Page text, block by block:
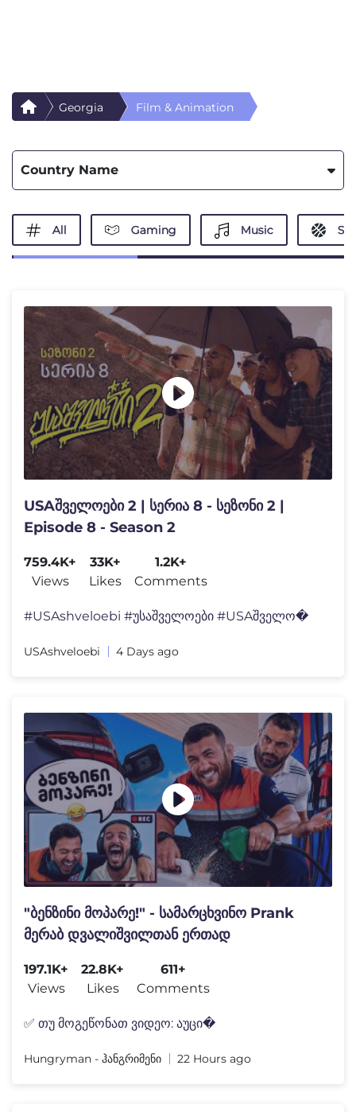
Georgia Film & Animation
Country Name
All Gaming Music
USAშველოები 2 | სერია 8 - სეზონი 2 |
Episode 8 - Season 2
759.4K+
Views
33K+
Likes
1.2K+
Comments
#USAshveloebi #უსაშველოები #USAშველო�
USAshveloebi 4 Days ago
"ბენზინი მოპარე!" - სამარცხვინო Prank
მერაბ დვალიშვილთან ერთად
197.1K+
Views
22.8K+
Likes
611+
Comments
✅ თუ მოგეწონათ ვიდეო: აუცი�
Hungryman - ჰანგრიმენი 22 Hours ago